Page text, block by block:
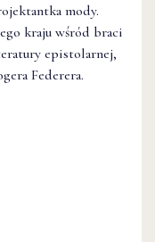
mody.
kraju wśród braci
epistolarnej,
Federera.